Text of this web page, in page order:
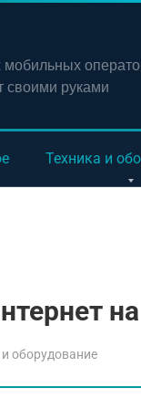
мобильных
своими руками
Техника и
оборудование